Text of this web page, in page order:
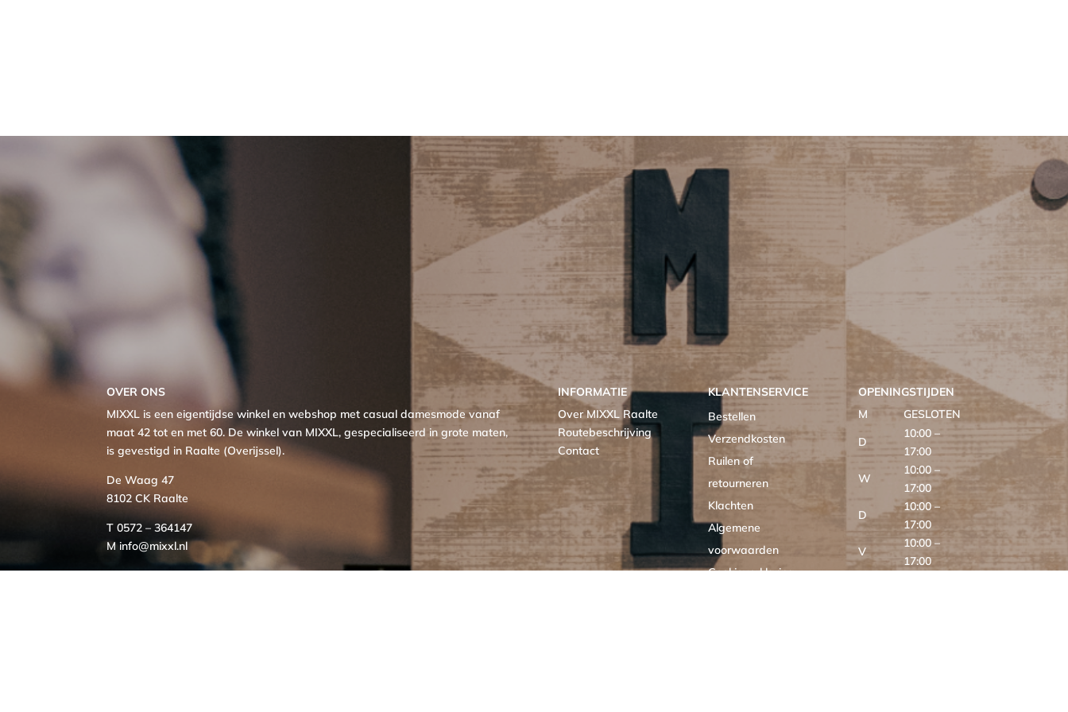
OVER ONS
MIXXL is een eigentijdse winkel en webshop met casual damesmode vanaf
maat 42 tot en met 60. De winkel van MIXXL, gespecialiseerd in grote maten,
is gevestigd in Raalte (Overijssel).
De Waag 47
8102 CK Raalte
T 0572 – 364147
M info@mixxl.nl
INFORMATIE
Over MIXXL Raalte
Routebeschrijving
Contact
KLANTENSERVICE
Bestellen
Verzendkosten
Ruilen of
retourneren
Klachten
Algemene
voorwaarden
Cookieverklaring
OPENINGSTIJDEN
M
GESLOTEN
D
10:00 –
17:00
W
10:00 –
17:00
D
10:00 –
17:00
V
10:00 –
17:00